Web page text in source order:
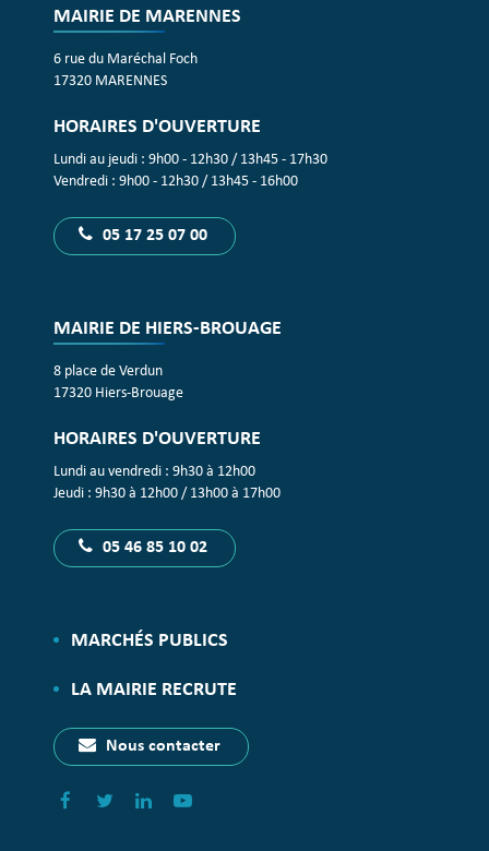
MAIRIE DE MARENNES
6 rue du Maréchal Foch
17320 MARENNES
HORAIRES D'OUVERTURE
Lundi au jeudi : 9h00 - 12h30 / 13h45 - 17h30
Vendredi : 9h00 - 12h30 / 13h45 - 16h00
05 17 25 07 00
MAIRIE DE HIERS-BROUAGE
8 place de Verdun
17320 Hiers-Brouage
HORAIRES D'OUVERTURE
Lundi au vendredi : 9h30 à 12h00
Jeudi : 9h30 à 12h00 / 13h00 à 17h00
05 46 85 10 02
MARCHÉS PUBLICS
LA MAIRIE RECRUTE
Nous contacter
Lien
Lien
Lien